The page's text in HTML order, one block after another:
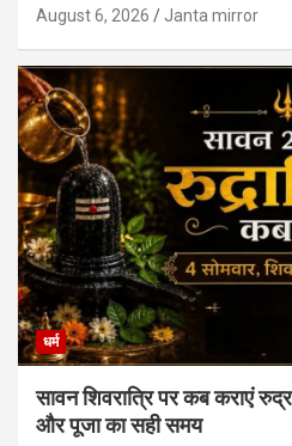
August 6, 2026 Janta mirror
धर्म
सावन शिवरात्रि पर कब कराएं
और पूजा का सही समय